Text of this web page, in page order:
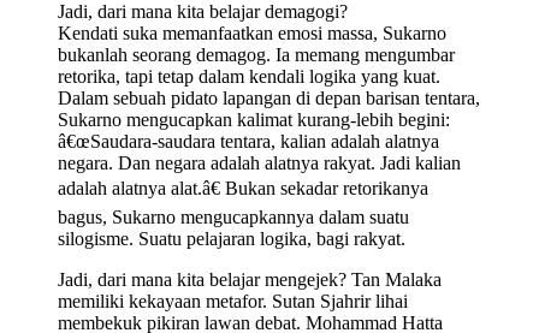
Jadi, dari mana kita belajar demagogi?
Kendati suka memanfaatkan emosi massa, Sukarno
bukanlah seorang demagog. Ia memang mengumbar
retorika, tapi tetap dalam kendali logika yang kuat.
Dalam sebuah pidato lapangan di depan barisan tentara,
Sukarno mengucapkan kalimat kurang-lebih begini:
â€œSaudara-saudara tentara, kalian adalah alatnya
negara. Dan negara adalah alatnya rakyat. Jadi kalian
adalah alatnya alat.â€ Bukan sekadar retorikanya
bagus, Sukarno mengucapkannya dalam suatu
silogisme. Suatu pelajaran logika, bagi rakyat.
Jadi, dari mana kita belajar mengejek? Tan Malaka
memiliki kekayaan metafor. Sutan Sjahrir lihai
membekuk pikiran lawan debat. Mohammad Hatta